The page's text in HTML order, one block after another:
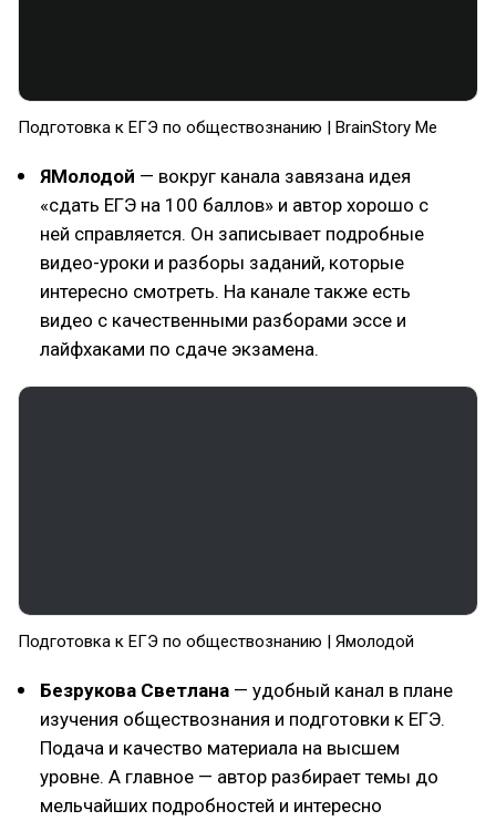
Подготовка к ЕГЭ по обществознанию | BrainStory Me
ЯМолодой — вокруг канала завязана идея
«сдать ЕГЭ на 100 баллов» и автор хорошо с
ней справляется. Он записывает подробные
видео-уроки и разборы заданий, которые
интересно смотреть. На канале также есть
видео с качественными разборами эссе и
лайфхаками по сдаче экзамена.
Подготовка к ЕГЭ по обществознанию | Ямолодой
Безрукова Светлана — удобный канал в плане
изучения обществознания и подготовки к ЕГЭ.
Подача и качество материала на высшем
уровне. А главное — автор разбирает темы до
мельчайших подробностей и интересно